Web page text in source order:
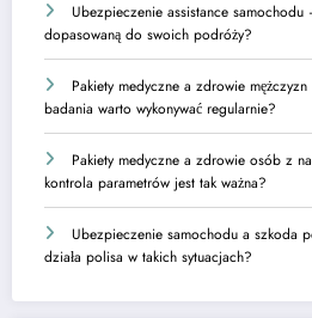
Ubezpieczenie assistance
dopasowaną do swoich podróży?
Pakiety medyczne a zdrowie
badania warto wykonywać regularnie?
Pakiety medyczne a zdrowie osób z
kontrola parametrów jest tak ważna?
Ubezpieczenie samochodu a szkoda
działa polisa w takich sytuacjach?